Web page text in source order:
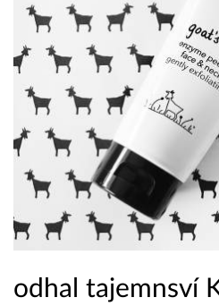
odhal tajemnsví